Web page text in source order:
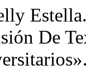
De